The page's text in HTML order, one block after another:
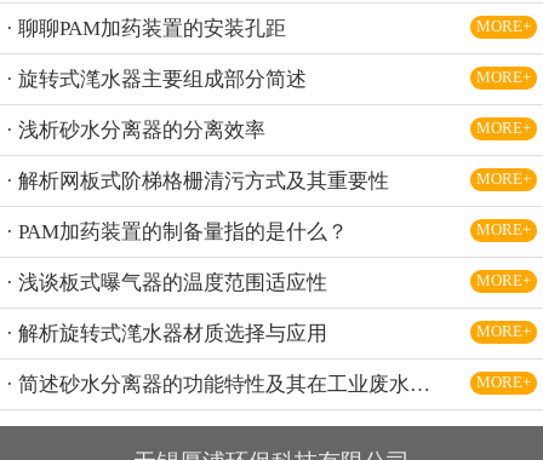
· 聊聊PAM加药装置的安装孔距 MORE+
· 旋转式滗水器主要组成部分简述 MORE+
· 浅析砂水分离器的分离效率 MORE+
· 解析网板式阶梯格栅清污方式及其重要性 MORE+
· PAM加药装置的制备量指的是什么？ MORE+
· 浅谈板式曝气器的温度范围适应性 MORE+
· 解析旋转式滗水器材质选择与应用 MORE+
· 简述砂水分离器的功能特性及其在工业废水处理中的应用 MORE+